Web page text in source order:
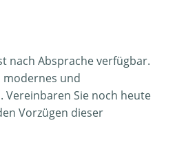
nach Absprache verfügbar.
modernes und
Sie noch heute
Vorzügen dieser